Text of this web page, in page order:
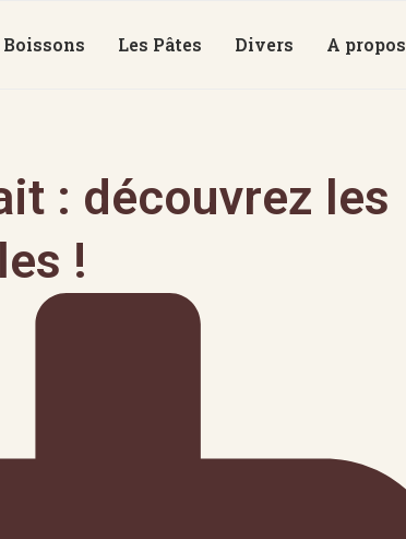
Boissons Les Pâtes Divers A propos
: découvrez les
!